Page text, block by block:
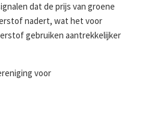
dat de prijs van groene
nadert, wat het voor
gebruiken aantrekkelijker
voor